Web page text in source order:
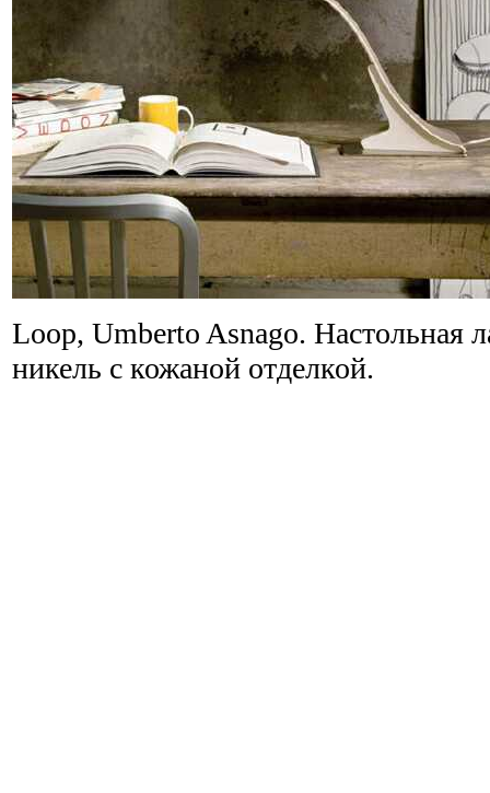
Loop, Umberto Asnago. Настольная
никель с кожаной отделкой.